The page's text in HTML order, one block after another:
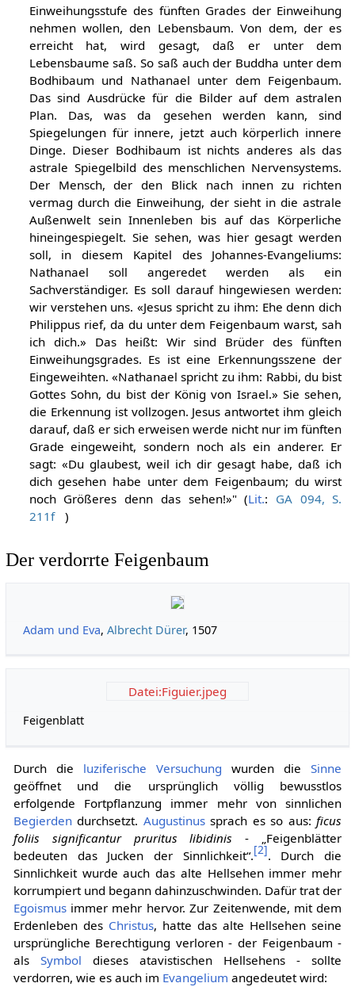
Einweihungsstufe des fünften Grades der Einweihung
nehmen wollen, den Lebensbaum. Von dem, der es
erreicht hat, wird gesagt, daß er unter dem
Lebensbaume saß. So saß auch der Buddha unter dem
Bodhibaum und Nathanael unter dem Feigenbaum.
Das sind Ausdrücke für die Bilder auf dem astralen
Plan. Das, was da gesehen werden kann, sind
Spiegelungen für innere, jetzt auch körperlich innere
Dinge. Dieser Bodhibaum ist nichts anderes als das
astrale Spiegelbild des menschlichen Nervensystems.
Der Mensch, der den Blick nach innen zu richten
vermag durch die Einweihung, der sieht in die astrale
Außenwelt sein Innenleben bis auf das Körperliche
hineingespiegelt. Sie sehen, was hier gesagt werden
soll, in diesem Kapitel des Johannes-Evangeliums:
Nathanael soll angeredet werden als ein
Sachverständiger. Es soll darauf hingewiesen werden:
wir verstehen uns. «Jesus spricht zu ihm: Ehe denn dich
Philippus rief, da du unter dem Feigenbaum warst, sah
ich dich.» Das heißt: Wir sind Brüder des fünften
Einweihungsgrades. Es ist eine Erkennungsszene der
Eingeweihten. «Nathanael spricht zu ihm: Rabbi, du bist
Gottes Sohn, du bist der König von Israel.» Sie sehen,
die Erkennung ist vollzogen. Jesus antwortet ihm gleich
darauf, daß er sich erweisen werde nicht nur im fünften
Grade eingeweiht, sondern noch als ein anderer. Er
sagt: «Du glaubest, weil ich dir gesagt habe, daß ich
dich gesehen habe unter dem Feigenbaum; du wirst
noch Größeres denn das sehen!»" (Lit.: GA 094, S.
211f
)
Der verdorrte Feigenbaum
Adam und Eva,Albrecht Dürer, 1507
Datei:Figuier.jpeg
Feigenblatt
Durch die luziferische Versuchung wurden dieSinne
geöffnet und die ursprünglich völlig bewusstlos
erfolgende Fortpflanzung immer mehr von sinnlichen
Begierdendurchsetzt. Augustinussprach es so aus:ficus
foliis significantur pruritus libidinis - „Feigenblätter
bedeuten das Jucken der Sinnlichkeit“.[2]. Durch die
Sinnlichkeit wurde auch das alte Hellsehen immer mehr
korrumpiert und begann dahinzuschwinden. Dafür trat der
Egoismusimmer mehr hervor. Zur Zeitenwende, mit dem
Erdenleben des Christus, hatte das alte Hellsehen seine
ursprüngliche Berechtigung verloren - der Feigenbaum -
als Symbol dieses atavistischen Hellsehens - sollte
verdorren, wie es auch im Evangelium angedeutet wird: